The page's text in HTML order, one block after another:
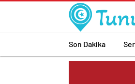
Son Dakika